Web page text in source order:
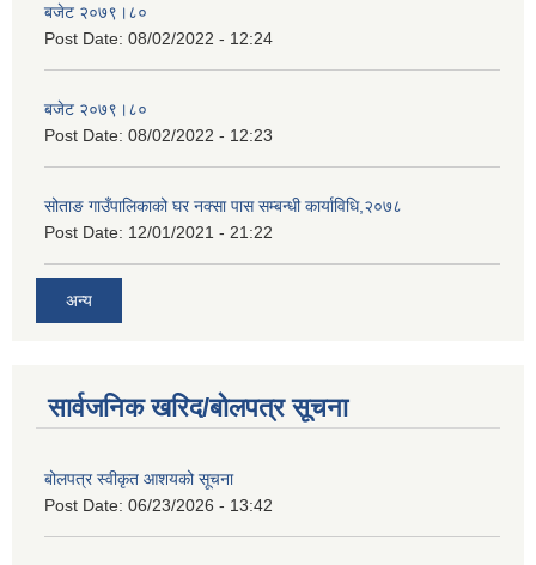
बजेट २०७९।८०
Post Date: 08/02/2022 - 12:24
बजेट २०७९।८०
Post Date: 08/02/2022 - 12:23
सोताङ गाउँपालिकाको घर नक्सा पास सम्बन्धी कार्याविधि,२०७८
Post Date: 12/01/2021 - 21:22
अन्य
सार्वजनिक खरिद/बोलपत्र सूचना
बोलपत्र स्वीकृत आशयको सूचना
Post Date: 06/23/2026 - 13:42